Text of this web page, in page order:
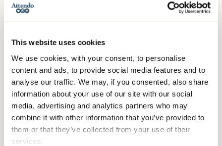
This website uses cookies
We use cookies, with your consent, to personalise
content and ads, to provide social media features and to
analyse our traffic. We may, if you consented, also share
information about your use of our site with our social
media, advertising and analytics partners who may
combine it with other information that you’ve provided to
them or that they’ve collected from your use of their
services.
anpassad efter dina behov.
Hemtjänst Sätuna.
Personlig hemtjänst
Vi finns här för att göra din vardag enklare